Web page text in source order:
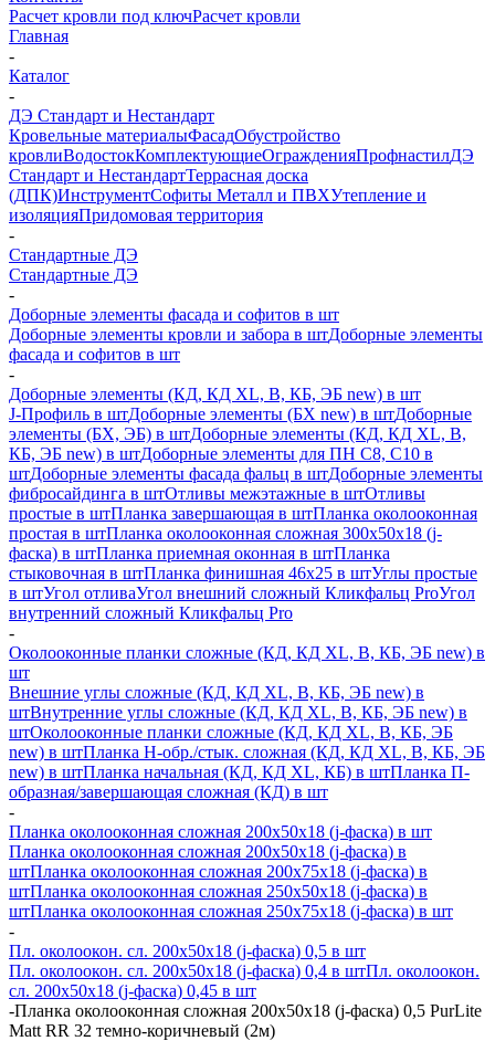
Расчет кровли под ключРасчет кровли
Главная
-
Каталог
-
ДЭ Стандарт и Нестандарт
Кровельные материалыФасадОбустройство
кровлиВодостокКомплектующиеОгражденияПрофнастилДЭ
Стандарт и НестандартТеррасная доска
(ДПК)ИнструментСофиты Металл и ПВХУтепление и
изоляцияПридомовая территория
-
Стандартные ДЭ
Стандартные ДЭ
-
Доборные элементы фасада и софитов в шт
Доборные элементы кровли и забора в штДоборные элементы
фасада и софитов в шт
-
Доборные элементы (КД, КД XL, В, КБ, ЭБ new) в шт
J-Профиль в штДоборные элементы (БХ new) в штДоборные
элементы (БХ, ЭБ) в штДоборные элементы (КД, КД XL, В,
КБ, ЭБ new) в штДоборные элементы для ПН С8, С10 в
штДоборные элементы фасада фальц в штДоборные элементы
фибросайдинга в штОтливы межэтажные в штОтливы
простые в штПланка завершающая в штПланка околооконная
простая в штПланка околооконная сложная 300х50х18 (j-
фаска) в штПланка приемная оконная в штПланка
стыковочная в штПланка финишная 46х25 в штУглы простые
в штУгол отливаУгол внешний сложный Кликфальц ProУгол
внутренний сложный Кликфальц Pro
-
Околооконные планки сложные (КД, КД XL, В, КБ, ЭБ new) в
шт
Внешние углы сложные (КД, КД XL, В, КБ, ЭБ new) в
штВнутренние углы сложные (КД, КД XL, В, КБ, ЭБ new) в
штОколооконные планки сложные (КД, КД XL, В, КБ, ЭБ
new) в штПланка H-обр./стык. сложная (КД, КД XL, В, КБ, ЭБ
new) в штПланка начальная (КД, КД XL, КБ) в штПланка П-
образная/завершающая сложная (КД) в шт
-
Планка околооконная сложная 200х50х18 (j-фаска) в шт
Планка околооконная сложная 200х50х18 (j-фаска) в
штПланка околооконная сложная 200х75х18 (j-фаска) в
штПланка околооконная сложная 250х50х18 (j-фаска) в
штПланка околооконная сложная 250х75х18 (j-фаска) в шт
-
Пл. околоокон. сл. 200х50х18 (j-фаска) 0,5 в шт
Пл. околоокон. сл. 200х50х18 (j-фаска) 0,4 в штПл. околоокон.
сл. 200х50х18 (j-фаска) 0,45 в шт
-Планка околооконная сложная 200х50х18 (j-фаска) 0,5 PurLite
Matt RR 32 темно-коричневый (2м)